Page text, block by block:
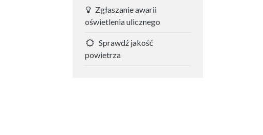
Zgłaszanie awarii
oświetlenia ulicznego
Sprawdź jakość
powietrza